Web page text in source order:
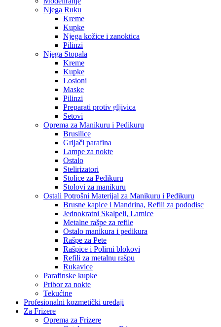
Njega Ruku
Kreme
Kupke
Njega kožice i zanoktica
Pilinzi
Njega Stopala
Kreme
Kupke
Losioni
Maske
Pilinzi
Preparati protiv gljivica
Setovi
Oprema za Manikuru i Pedikuru
Brusilice
Grijači parafina
Lampe za nokte
Ostalo
Stelirizatori
Stolice za Pedikuru
Stolovi za manikuru
Ostali Potrošni Materijal za Manikuru i Pedikuru
Brusne kapice i Mandrina, Refili za pododisc
Jednokratni Skalpeli, Lamice
Metalne rašpe za refile
Ostalo manikura i pedikura
Rašpe za Pete
Rašpice i Polirni blokovi
Refili za metalnu rašpu
Rukavice
Parafinske kupke
Pribor za nokte
Tekućine
Profesionalni kozmetički uređaji
Za Frizere
Oprema za Frizere